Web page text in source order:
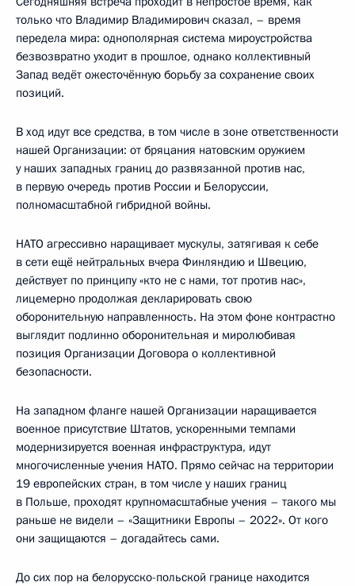
только что Владимир Владимирович сказал, – время
передела мира: однополярная система мироустройства
безвозвратно уходит в прошлое, однако коллективный
Запад ведёт ожесточённую борьбу за сохранение своих
позиций.
В ход идут все средства, в том числе в зоне ответственности
нашей Организации: от бряцания натовским оружием
у наших западных границ до развязанной против нас,
в первую очередь против России и Белоруссии,
полномасштабной гибридной войны.
НАТО агрессивно наращивает мускулы, затягивая к себе
в сети ещё нейтральных вчера Финляндию и Швецию,
действует по принципу «кто не с нами, тот против нас»,
лицемерно продолжая декларировать свою
оборонительную направленность. На этом фоне контрастно
выглядит подлинно оборонительная и миролюбивая
позиция Организации Договора о коллективной
безопасности.
На западном фланге нашей Организации наращивается
военное присутствие Штатов, ускоренными темпами
модернизируется военная инфраструктура, идут
многочисленные учения НАТО. Прямо сейчас на территории
19 европейских стран, в том числе у наших границ
в Польше, проходят крупномасштабные учения – такого мы
раньше не видели – «Защитники Европы – 2022». От кого
они защищаются – догадайтесь сами.
До сих пор на белорусско-польской границе находится